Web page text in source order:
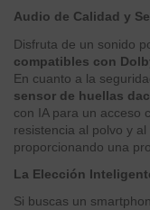
Audio de Calidad y
Disfruta de un sonido
compatibles con
En cuanto a la
sensor de huellas
con IA para un acceso
resistencia al polvo y al
proporcionando una
La Elección
Si buscas un